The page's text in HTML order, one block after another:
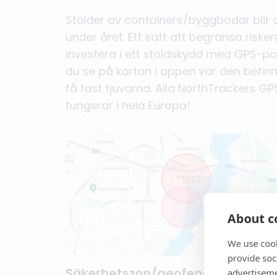
About
We use
provide
Stölder av containers/byggbodar blir
under året. Ett sätt att begränsa
investera i ett stöldskydd med GPS-
du se på kartan i appen var den
få fast tjuvarna. Alla NorthTrackers
fungerar i hela Europa!